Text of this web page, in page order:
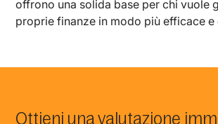
offrono una solida base per chi vuole
proprie finanze in modo più efficace
Ottieni una valutazione